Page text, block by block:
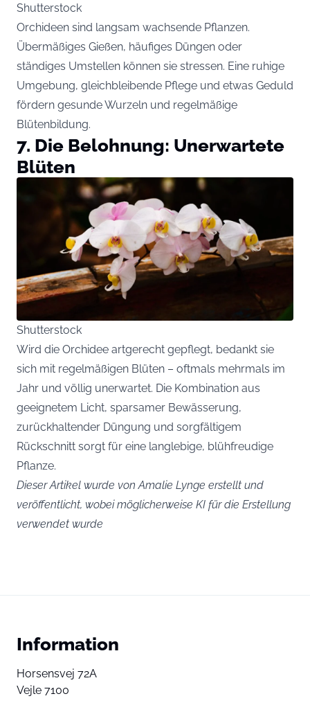
Shutterstock
Orchideen sind langsam wachsende Pflanzen.
Übermäßiges Gießen, häufiges Düngen oder
ständiges Umstellen können sie stressen. Eine ruhige
Umgebung, gleichbleibende Pflege und etwas Geduld
fördern gesunde Wurzeln und regelmäßige
Blütenbildung.
7. Die Belohnung: Unerwartete
Blüten
Shutterstock
Wird die Orchidee artgerecht gepflegt, bedankt sie
sich mit regelmäßigen Blüten – oftmals mehrmals im
Jahr und völlig unerwartet. Die Kombination aus
geeignetem Licht, sparsamer Bewässerung,
zurückhaltender Düngung und sorgfältigem
Rückschnitt sorgt für eine langlebige, blühfreudige
Pflanze.
Dieser Artikel wurde von Amalie Lynge erstellt und
veröffentlicht, wobei möglicherweise KI für die Erstellung
verwendet wurde
Information
Horsensvej 72A
Vejle 7100